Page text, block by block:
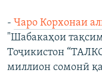
- Чаро Корхонаи
"Шабакаҳои
Тоҷикистон
миллион сомонӣ